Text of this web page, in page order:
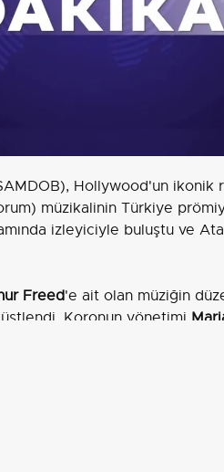
Hollywood'un ikonik
müzikalinin Türkiye
izleyiciyle buluştu ve
Freed'e ait olan müziğin
Koronun yönetimi